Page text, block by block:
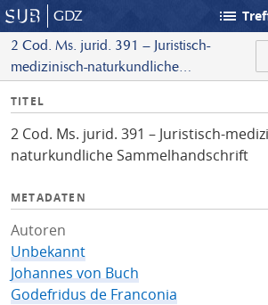
GDZ list
2 Cod. Ms. jurid. 391 – Juristisch-
medizinisch-naturkundliche
I
f
o
TITEL
2 Cod. Ms. jurid. 391 – Juristisch-
naturkundliche Sammelhandschrift
METADATEN
Autoren
Unbekannt
Johannes von Buch
Godefridus de Franconia